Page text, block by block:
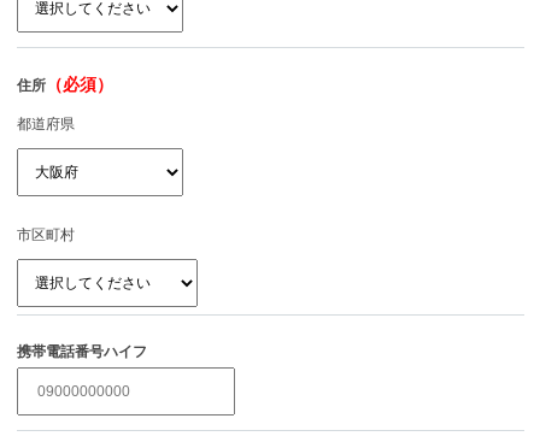
須）
住所（必須）
都道府県
市区町村
携帯電話番号ハイフ
ンなし（必須）